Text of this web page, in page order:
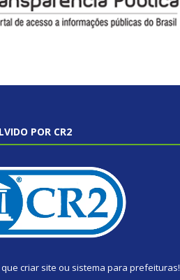
POR CR2
criar site ou sistema para prefeituras!